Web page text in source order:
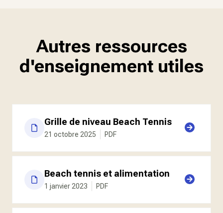
Autres ressources
d'enseignement utiles
Grille de niveau Beach Tennis
21 octobre 2025 PDF
Beach tennis et alimentation
1 janvier 2023 PDF